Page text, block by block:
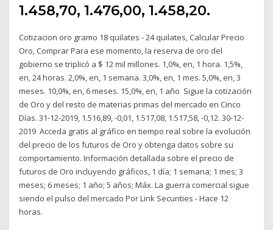
1.458,70, 1.476,00, 1.458,20.
Cotizacion oro gramo 18 quilates - 24 quilates, Calcular Precio
Oro, Comprar Para ese momento, la reserva de oro del
gobierno se triplicó a $ 12 mil millones. 1,0%, en, 1 hora. 1,5%,
en, 24 horas. 2,0%, en, 1 semana. 3,0%, en, 1 mes. 5,0%, en, 3
meses. 10,0%, en, 6 meses. 15,0%, en, 1 año Sigue la cotización
de Oro y del resto de materias primas del mercado en Cinco
Días. 31-12-2019, 1.516,89, -0,01, 1.517,08, 1.517,58, -0,12. 30-12-
2019 Acceda gratis al gráfico en tiempo real sobre la evolución
del precio de los futuros de Oro y obtenga datos sobre su
comportamiento. Información detallada sobre el precio de
futuros de Oro incluyendo gráficos, 1 día; 1 semana; 1 mes; 3
meses; 6 meses; 1 año; 5 años; Máx. La guerra comercial sigue
siendo el pulso del mercado Por Link Securities - Hace 12
horas.